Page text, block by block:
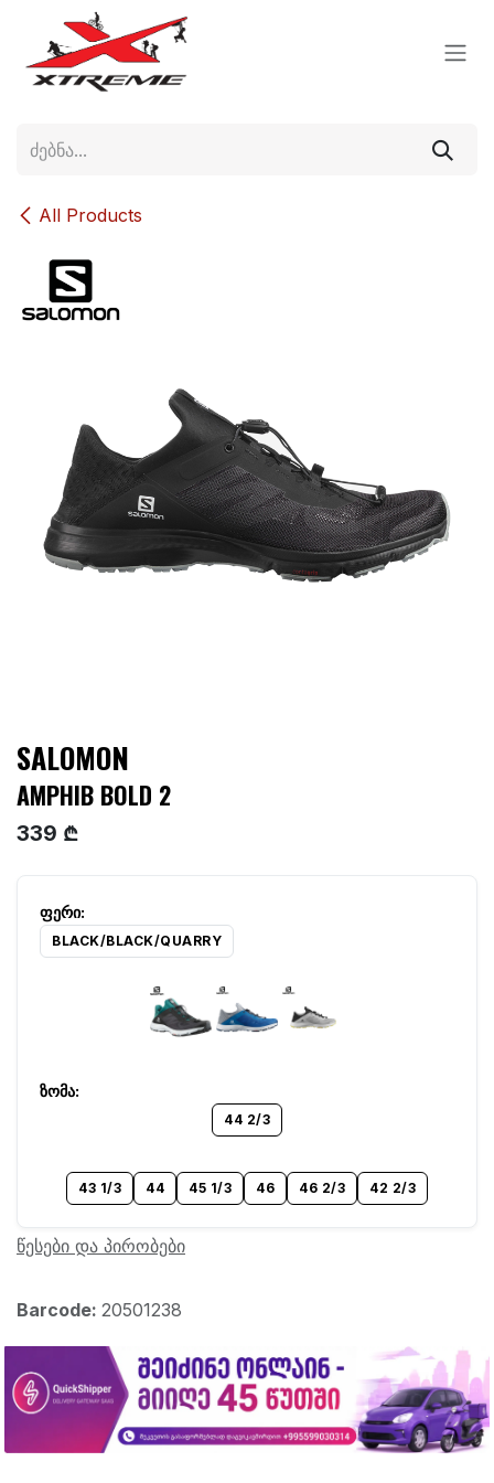
Skip to Content
All Products
SALOMON
AMPHIB BOLD 2
339 ₾
BLACK/BLACK/QUARRY
44 2/3
43 1/3 44 45 1/3 46 46 2/3 42 2/3
წესები და პირობები
Barcode: 20501238